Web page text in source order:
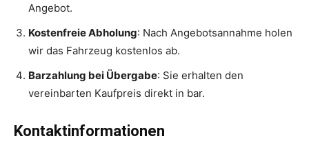
Angebot.
Kostenfreie Abholung: Nach Angebotsannahme holen
wir das Fahrzeug kostenlos ab.
Barzahlung bei Übergabe: Sie erhalten den
vereinbarten Kaufpreis direkt in bar.
Kontaktinformationen